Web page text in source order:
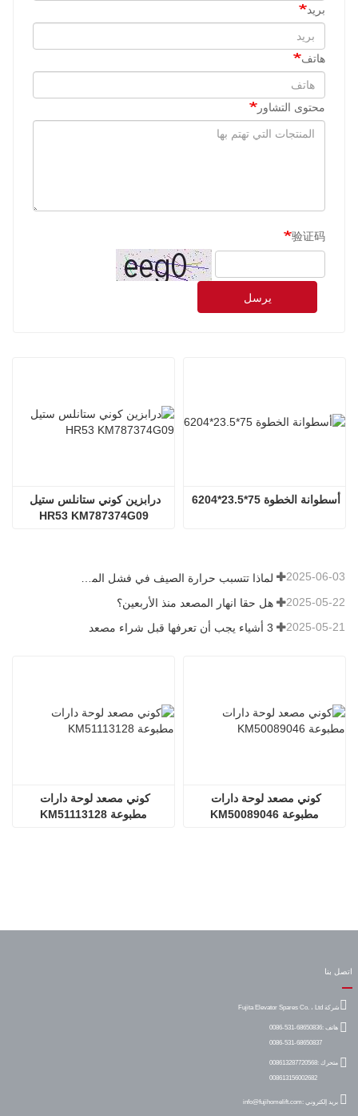
بريد
هاتف
محتوى التشاور
验证码
يرسل
HR53 KM787374G09
أسطوانة الخطوة 75*23.5*6204
2025-06-03
هل حقا انهار المصعد منذ الأربعين؟ 2025-05-22
3 أشياء يجب أن تعرفها قبل شراء مصعد 2025-05-21
مطبوعة KM51113128
مطبوعة KM50089046
اتصل بنا
شركة Fujita Elevator Spares Co. ، Ltd
هاتف :0086-531-68650836
0086-531-68650837
متحرك :008613287720568
008613156002682
بريد إلكتروني :info@fujihomelift.com